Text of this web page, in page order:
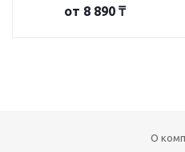
от 8 890 ₸
О